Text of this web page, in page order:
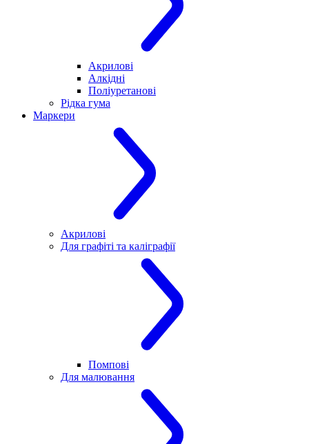
Акрилові
Алкідні
Поліуретанові
Рідка гума
Маркери
Акрилові
Для графіті та каліграфії
Помпові
Для малювання